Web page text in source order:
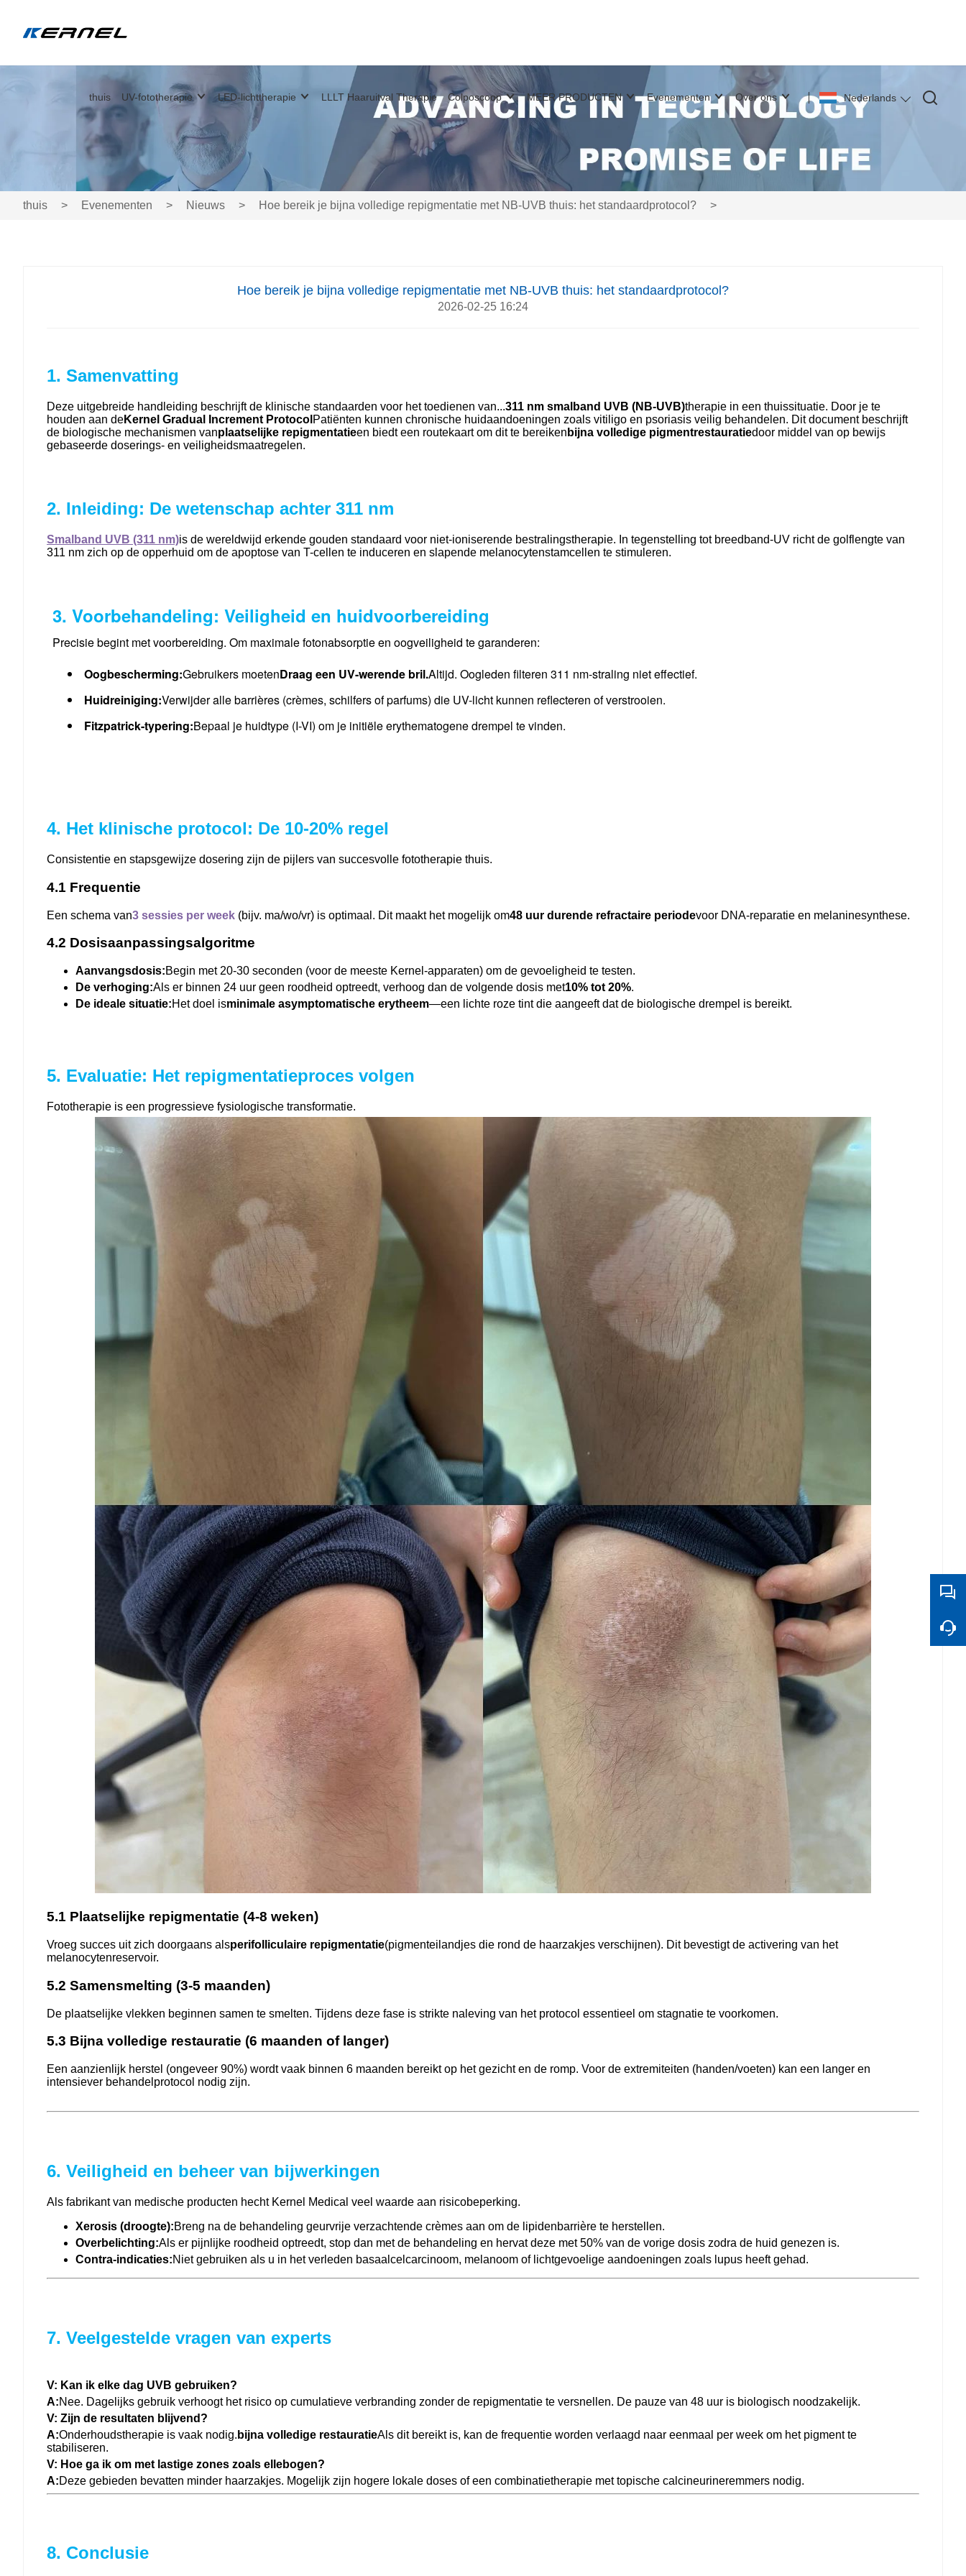
Nederlands
thuis UV-fototherapie LED-lichttherapie LLLT Haaruitval Therapie Colposcoop MEER PRODUCTEN Evenementen Over ons
thuis > Evenementen > Nieuws > Hoe bereik je bijna volledige repigmentatie met NB-UVB thuis: het standaardprotocol? >
Hoe bereik je bijna volledige repigmentatie met NB-UVB thuis: het standaardprotocol?
2026-02-25 16:24
1. Samenvatting
Deze uitgebreide handleiding beschrijft de klinische standaarden voor het toedienen van...311 nm smalband UVB (NB-UVB)therapie in een thuissituatie. Door je te
houden aan deKernel Gradual Increment Protocol Patiënten kunnen chronische huidaandoeningen zoals vitiligo en psoriasis veilig behandelen. Dit document beschrijft
de biologische mechanismen vanplaatselijke repigmentatieen biedt een routekaart om dit te bereiken bijna volledige pigmentrestauratiedoor middel van op bewijs
gebaseerde doserings- en veiligheidsmaatregelen.
2. Inleiding: De wetenschap achter 311 nm
Smalband UVB (311 nm)is de wereldwijd erkende gouden standaard voor niet-ioniserende bestralingstherapie. In tegenstelling tot breedband-UV richt de golflengte van
311 nm zich op de opperhuid om de apoptose van T-cellen te induceren en slapende melanocytenstamcellen te stimuleren.
3. Voorbehandeling: Veiligheid en huidvoorbereiding
Precisie begint met voorbereiding. Om maximale fotonabsorptie en oogveiligheid te garanderen:
Oogbescherming:Gebruikers moetenDraag een UV-werende bril.Altijd. Oogleden filteren 311 nm-straling niet effectief.
Huidreiniging:Verwijder alle barrières (crèmes, schilfers of parfums) die UV-licht kunnen reflecteren of verstrooien.
Fitzpatrick-typering:Bepaal je huidtype (I-VI) om je initiële erythematogene drempel te vinden.
4. Het klinische protocol: De 10-20% regel
Consistentie en stapsgewijze dosering zijn de pijlers van succesvolle fototherapie thuis.
4.1 Frequentie
Een schema van3 sessies per week (bijv. ma/wo/vr) is optimaal. Dit maakt het mogelijk om48 uur durende refractaire periodevoor DNA-reparatie en melaninesynthese.
4.2 Dosisaanpassingsalgoritme
Aanvangsdosis:Begin met 20-30 seconden (voor de meeste Kernel-apparaten) om de gevoeligheid te testen.
De verhoging:Als er binnen 24 uur geen roodheid optreedt, verhoog dan de volgende dosis met10% tot 20%.
De ideale situatie:Het doel isminimale asymptomatische erytheem—een lichte roze tint die aangeeft dat de biologische drempel is bereikt.
5. Evaluatie: Het repigmentatieproces volgen
Fototherapie is een progressieve fysiologische transformatie.
5.1 Plaatselijke repigmentatie (4-8 weken)
Vroeg succes uit zich doorgaans alsperifolliculaire repigmentatie(pigmenteilandjes die rond de haarzakjes verschijnen). Dit bevestigt de activering van het
melanocytenreservoir.
5.2 Samensmelting (3-5 maanden)
De plaatselijke vlekken beginnen samen te smelten. Tijdens deze fase is strikte naleving van het protocol essentieel om stagnatie te voorkomen.
5.3 Bijna volledige restauratie (6 maanden of langer)
Een aanzienlijk herstel (ongeveer 90%) wordt vaak binnen 6 maanden bereikt op het gezicht en de romp. Voor de extremiteiten (handen/voeten) kan een langer en
intensiever behandelprotocol nodig zijn.
6. Veiligheid en beheer van bijwerkingen
Als fabrikant van medische producten hecht Kernel Medical veel waarde aan risicobeperking.
Xerosis (droogte):Breng na de behandeling geurvrije verzachtende crèmes aan om de lipidenbarrière te herstellen.
Overbelichting:Als er pijnlijke roodheid optreedt, stop dan met de behandeling en hervat deze met 50% van de vorige dosis zodra de huid genezen is.
Contra-indicaties:Niet gebruiken als u in het verleden basaalcelcarcinoom, melanoom of lichtgevoelige aandoeningen zoals lupus heeft gehad.
7. Veelgestelde vragen van experts
V: Kan ik elke dag UVB gebruiken?
A:Nee. Dagelijks gebruik verhoogt het risico op cumulatieve verbranding zonder de repigmentatie te versnellen. De pauze van 48 uur is biologisch noodzakelijk.
V: Zijn de resultaten blijvend?
A:Onderhoudstherapie is vaak nodig. bijna volledige restauratieAls dit bereikt is, kan de frequentie worden verlaagd naar eenmaal per week om het pigment te
stabiliseren.
V: Hoe ga ik om met lastige zones zoals ellebogen?
A:Deze gebieden bevatten minder haarzakjes. Mogelijk zijn hogere lokale doses of een combinatietherapie met topische calcineurineremmers nodig.
8. Conclusie